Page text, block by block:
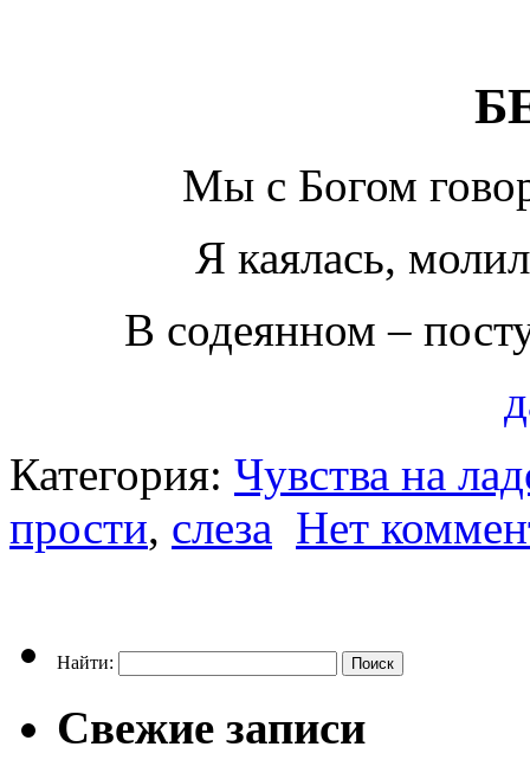
Мы с Богом
Я каялась,
В содеянном –
Категория: Чувства на
прости, слеза Нет
Найти:
Свежие записи